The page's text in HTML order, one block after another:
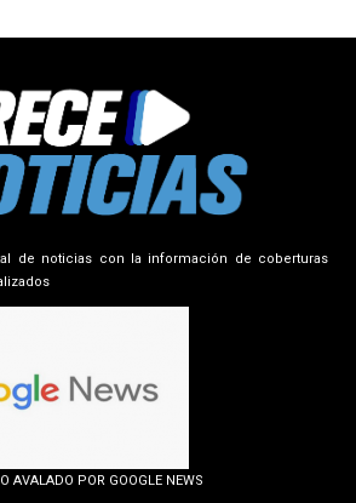
de noticias con la información de coberturas
AVALADO POR GOOGLE NEWS